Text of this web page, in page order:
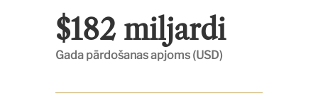
$182 miljardi
Gada pārdošanas apjoms (USD)